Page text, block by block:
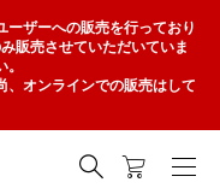
ーザーへの販売を行っており
販売させていただいていま
、オンラインでの販売はして